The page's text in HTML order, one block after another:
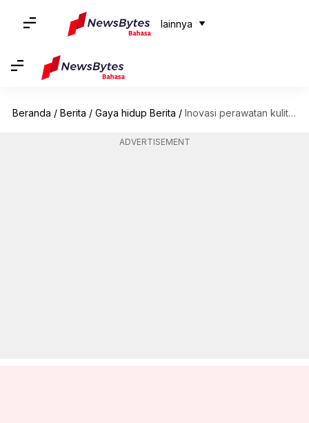
lainnya
Beranda / Berita / Gaya hidup Berita / Inovasi perawatan kulit yang berfokus pada kesehatan wanita di 2024
ADVERTISEMENT